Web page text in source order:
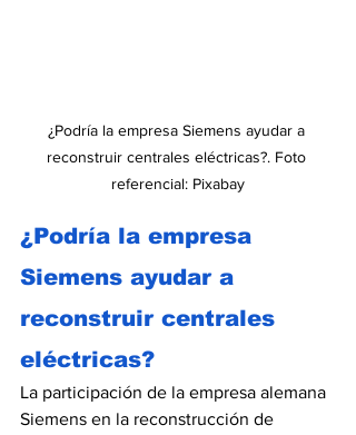
¿Podría la empresa Siemens ayudar a
reconstruir centrales eléctricas?. Foto
referencial: Pixabay
¿Podría la empresa
Siemens ayudar a
reconstruir centrales
eléctricas?
La participación de la empresa alemana
Siemens en la reconstrucción de